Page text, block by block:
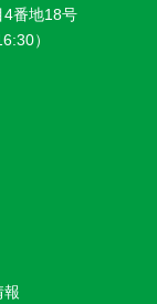
番地18号
）
報